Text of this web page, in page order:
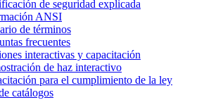
de seguridad explicada
ANSI
de términos
frecuentes
interactivas y capacitación
de haz interactivo
para el cumplimiento de la ley
catálogos